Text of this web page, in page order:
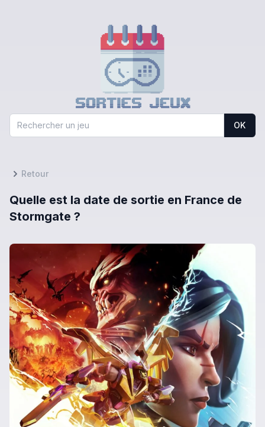
OK
Retour
Quelle est la date de sortie en France de
Stormgate ?